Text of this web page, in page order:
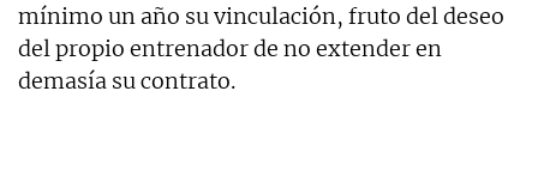
mínimo un año su vinculación, fruto del deseo
del propio entrenador de no extender en
demasía su contrato.